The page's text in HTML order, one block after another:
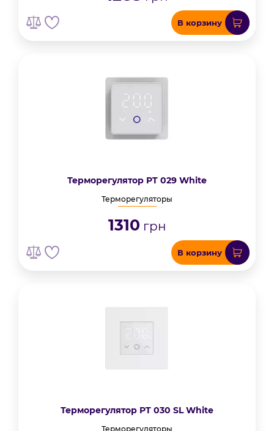
В корзину
Терморегулятор PT 029 White
Терморегуляторы
1310 грн
В корзину
Терморегулятор PT 030 SL White
Терморегуляторы